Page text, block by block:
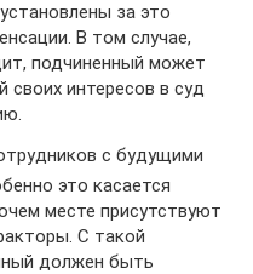
за это
В том случае,
подчиненный может
интересов в суд
с будущими
это касается
месте присутствуют
С такой
должен быть